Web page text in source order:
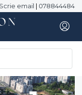
Scrie email | 078844484